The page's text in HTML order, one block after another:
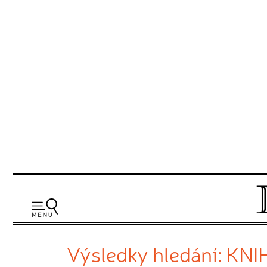
Výsledky hledání: